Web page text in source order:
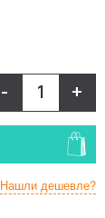
- +
Нашли дешевле?